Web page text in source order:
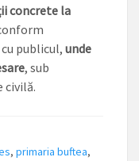
concrete la
publicul, unde
, sub
civilă.
, primaria buftea,